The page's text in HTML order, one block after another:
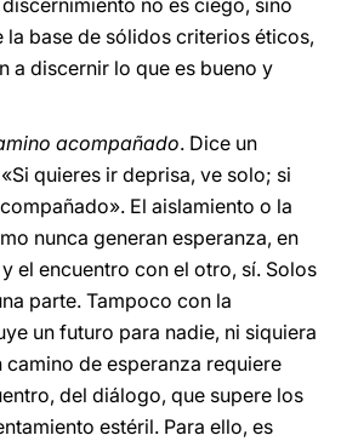
no es ciego, sino
la base de sólidos criterios éticos,
a discernir lo que es bueno y
acompañado. Dice un
quieres ir deprisa, ve solo; si
El aislamiento o la
nunca generan esperanza, en
el encuentro con el otro, sí. Solos
parte. Tampoco con la
un futuro para nadie, ni siquiera
camino de esperanza requiere
del diálogo, que supere los
estéril. Para ello, es